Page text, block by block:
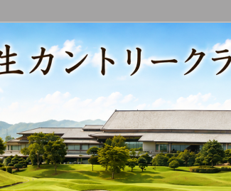
ブ総支配人ブログ
作業、ゴルフに関する随筆、喜怒哀楽などを気まぐ